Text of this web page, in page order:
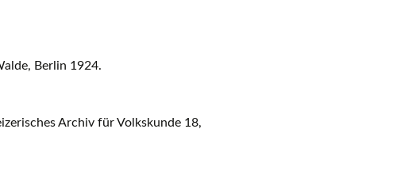
Berlin 1924.
Archiv für Volkskunde 18,